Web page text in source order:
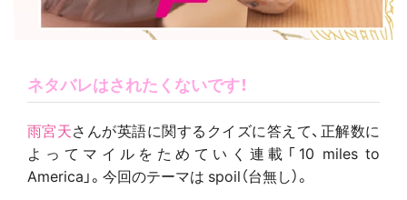
ネタバレはされたくないです！
雨宮天さんが英語に関するクイズに答えて、正解数に
よってマイルをためていく連載「10 miles to
America」。今回のテーマは spoil（台無し）。